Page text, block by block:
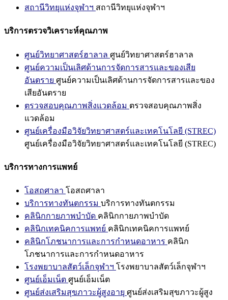
สถานีวิทยุแห่งจุฬาฯ สถานีวิทยุแห่งจุฬาฯ
บริการตรวจวิเคราะห์คุณภาพ
ศูนย์วิทยาศาสตร์ฮาลาล ศูนย์วิทยาศาสตร์ฮาลาล
ศูนย์ความเป็นเลิศด้านการจัดการสารและของเสีย
อันตราย ศูนย์ความเป็นเลิศด้านการจัดการสารและของ
เสียอันตราย
ตรวจสอบคุณภาพสิ่งแวดล้อม ตรวจสอบคุณภาพสิ่ง
แวดล้อม
ศูนย์เครื่องมือวิจัยวิทยาศาสตร์และเทคโนโลยี (STREC)
ศูนย์เครื่องมือวิจัยวิทยาศาสตร์และเทคโนโลยี (STREC)
บริการทางการแพทย์
โอสถศาลา โอสถศาลา
บริการทางทันตกรรม บริการทางทันตกรรม
คลินิกกายภาพบำบัด คลินิกกายภาพบำบัด
คลินิกเทคนิคการแพทย์ คลินิกเทคนิคการแพทย์
คลินิกโภชนาการและการกำหนดอาหาร คลินิก
โภชนาการและการกำหนดอาหาร
โรงพยาบาลสัตว์เล็กจุฬาฯ โรงพยาบาลสัตว์เล็กจุฬาฯ
ศูนย์เอ็มเน็ต ศูนย์เอ็มเน็ต
ศูนย์ส่งเสริมสุขภาวะผู้สูงอายุ ศูนย์ส่งเสริมสุขภาวะผู้สูง